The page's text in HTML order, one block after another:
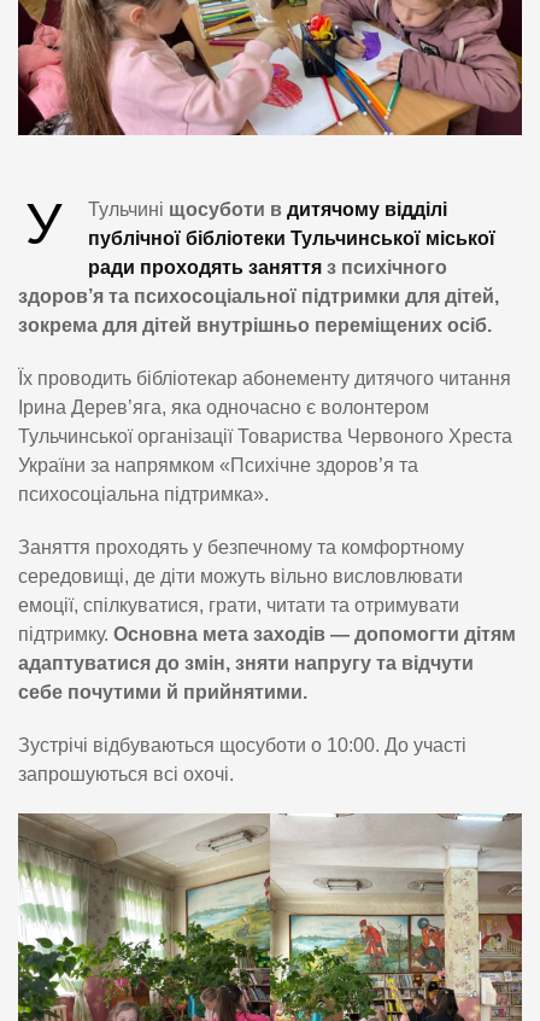
У Тульчині щосуботи в дитячому відділі
публічної бібліотеки Тульчинської міської
ради проходять заняття з психічного
здоров’я та психосоціальної підтримки для дітей,
зокрема для дітей внутрішньо переміщених осіб.
Їх проводить бібліотекар абонементу дитячого читання
Ірина Дерев’яга, яка одночасно є волонтером
Тульчинської організації Товариства Червоного Хреста
України за напрямком «Психічне здоров’я та
психосоціальна підтримка».
Заняття проходять у безпечному та комфортному
середовищі, де діти можуть вільно висловлювати
емоції, спілкуватися, грати, читати та отримувати
підтримку. Основна мета заходів — допомогти дітям
адаптуватися до змін, зняти напругу та відчути
себе почутими й прийнятими.
Зустрічі відбуваються щосуботи о 10:00. До участі
запрошуються всі охочі.